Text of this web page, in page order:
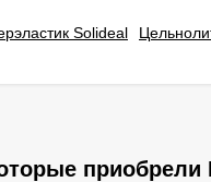
Solideal
приобрели